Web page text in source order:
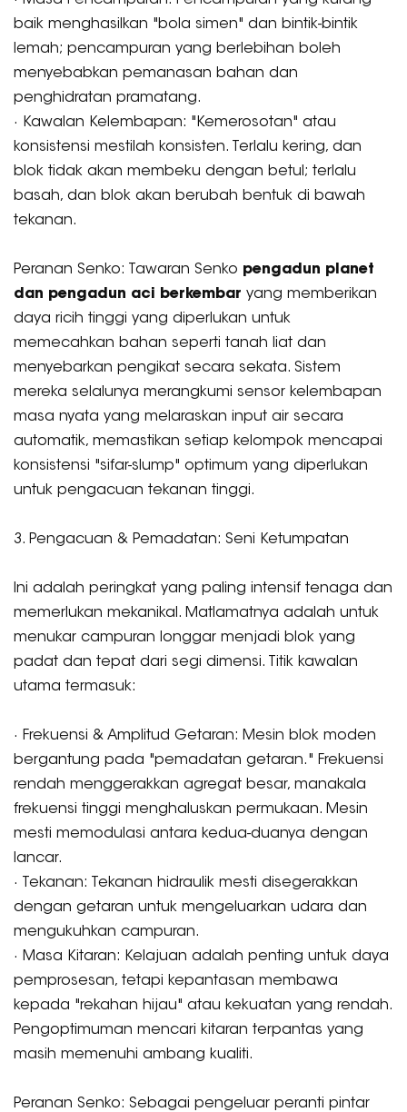
baik menghasilkan "bola simen" dan bintik-bintik
lemah; pencampuran yang berlebihan boleh
menyebabkan pemanasan bahan dan
penghidratan pramatang.
· Kawalan Kelembapan: "Kemerosotan" atau
konsistensi mestilah konsisten. Terlalu kering, dan
blok tidak akan membeku dengan betul; terlalu
basah, dan blok akan berubah bentuk di bawah
tekanan.
Peranan Senko: Tawaran Senko pengadun planet
dan pengadun aci berkembar yang memberikan
daya ricih tinggi yang diperlukan untuk
memecahkan bahan seperti tanah liat dan
menyebarkan pengikat secara sekata. Sistem
mereka selalunya merangkumi sensor kelembapan
masa nyata yang melaraskan input air secara
automatik, memastikan setiap kelompok mencapai
konsistensi "sifar-slump" optimum yang diperlukan
untuk pengacuan tekanan tinggi.
3. Pengacuan & Pemadatan: Seni Ketumpatan
Ini adalah peringkat yang paling intensif tenaga dan
memerlukan mekanikal. Matlamatnya adalah untuk
menukar campuran longgar menjadi blok yang
padat dan tepat dari segi dimensi. Titik kawalan
utama termasuk:
· Frekuensi & Amplitud Getaran: Mesin blok moden
bergantung pada "pemadatan getaran." Frekuensi
rendah menggerakkan agregat besar, manakala
frekuensi tinggi menghaluskan permukaan. Mesin
mesti memodulasi antara kedua-duanya dengan
lancar.
· Tekanan: Tekanan hidraulik mesti disegerakkan
dengan getaran untuk mengeluarkan udara dan
mengukuhkan campuran.
· Masa Kitaran: Kelajuan adalah penting untuk daya
pemprosesan, tetapi kepantasan membawa
kepada "rekahan hijau" atau kekuatan yang rendah.
Pengoptimuman mencari kitaran terpantas yang
masih memenuhi ambang kualiti.
Peranan Senko: Sebagai pengeluar peranti pintar